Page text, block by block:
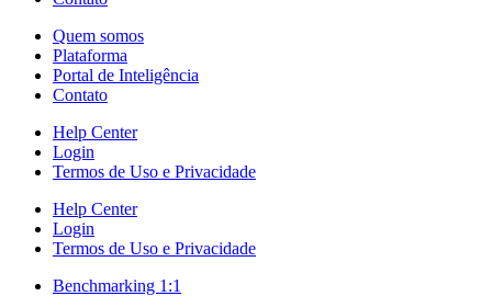
Quem somos
Plataforma
Portal de Inteligência
Contato
Help Center
Login
Termos de Uso e Privacidade
Help Center
Login
Termos de Uso e Privacidade
Benchmarking 1:1